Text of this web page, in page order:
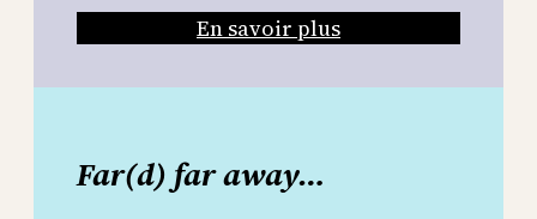
En savoir plus
Far(d) far away…